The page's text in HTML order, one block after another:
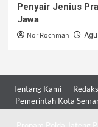
Penyair Jenius
Jawa
Nor Rochman
Tentang Kami
Pemerintah Kota